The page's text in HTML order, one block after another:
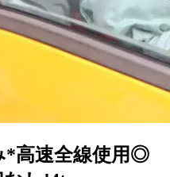
*高速全線使用◎